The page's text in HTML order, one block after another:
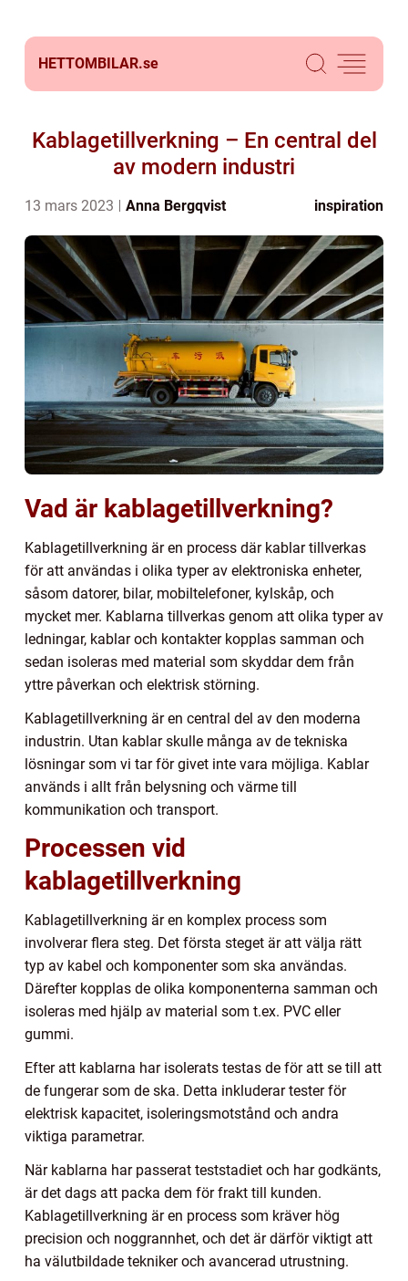
HETTOMBILAR.se
Kablagetillverkning – En central del
av modern industri
13 mars 2023 Anna Bergqvist inspiration
Vad är kablagetillverkning?
Kablagetillverkning är en process där kablar tillverkas
för att användas i olika typer av elektroniska enheter,
såsom datorer, bilar, mobiltelefoner, kylskåp, och
mycket mer. Kablarna tillverkas genom att olika typer av
ledningar, kablar och kontakter kopplas samman och
sedan isoleras med material som skyddar dem från
yttre påverkan och elektrisk störning.
Kablagetillverkning är en central del av den moderna
industrin. Utan kablar skulle många av de tekniska
lösningar som vi tar för givet inte vara möjliga. Kablar
används i allt från belysning och värme till
kommunikation och transport.
Processen vid
kablagetillverkning
Kablagetillverkning är en komplex process som
involverar flera steg. Det första steget är att välja rätt
typ av kabel och komponenter som ska användas.
Därefter kopplas de olika komponenterna samman och
isoleras med hjälp av material som t.ex. PVC eller
gummi.
Efter att kablarna har isolerats testas de för att se till att
de fungerar som de ska. Detta inkluderar tester för
elektrisk kapacitet, isoleringsmotstånd och andra
viktiga parametrar.
När kablarna har passerat teststadiet och har godkänts,
är det dags att packa dem för frakt till kunden.
Kablagetillverkning är en process som kräver hög
precision och noggrannhet, och det är därför viktigt att
ha välutbildade tekniker och avancerad utrustning.